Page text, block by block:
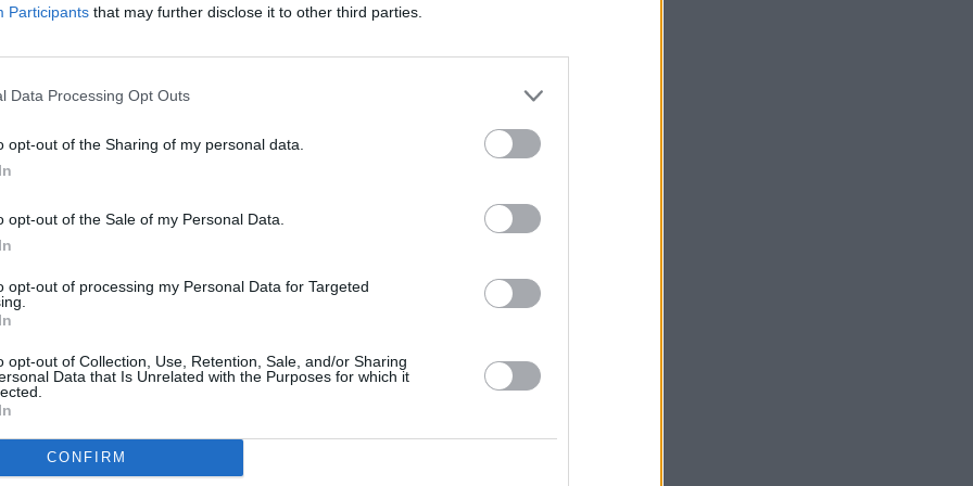
Participants that may further disclose it to other third parties.
Data Processing Opt Outs
opt-out of the Sharing of my personal data.
opt-out of the Sale of my Personal Data.
opt-out of processing my Personal Data for Targeted
opt-out of Collection, Use, Retention, Sale, and/or Sharing
Data that Is Unrelated with the Purposes for which it
CONFIRM
diena
ir
į
m.
16:30Premjera.
Salvaje)
Kas ir kodėl?
Dienos tema
21:30Premjera.
Oksenas (Oxen)
23:20Advokatų kontora
(Die Kanzlei)
Lietuva
17:30Spėk ir atspėk
18:30
21:20Sportas